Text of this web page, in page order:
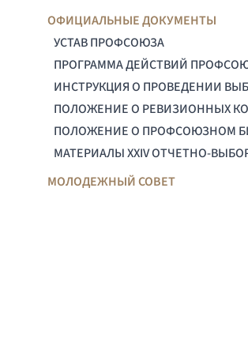
ОФИЦИАЛЬНЫЕ ДОКУМЕНТЫ
УСТАВ ПРОФСОЮЗА
ПРОГРАММА ДЕЙСТВИЙ
ИНСТРУКЦИЯ О ПРОВЕДЕНИИ
ПОЛОЖЕНИЕ О РЕВИЗИОННЫХ
ПОЛОЖЕНИЕ О ПРОФСОЮЗНОМ
МАТЕРИАЛЫ XXIV ОТЧЕТНО-
МОЛОДЕЖНЫЙ СОВЕТ